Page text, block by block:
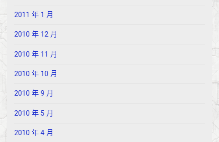
2011 年 1 月
2010 年 12 月
2010 年 11 月
2010 年 10 月
2010 年 9 月
2010 年 5 月
2010 年 4 月